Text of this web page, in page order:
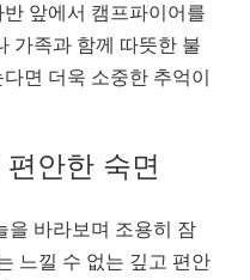
앞에서 캠프파이어를
가족과 함께 따뜻한 불
면 더욱 소중한 추억이
안한 숙면
을 바라보며 조용히 잠
느낄 수 없는 깊고 편안